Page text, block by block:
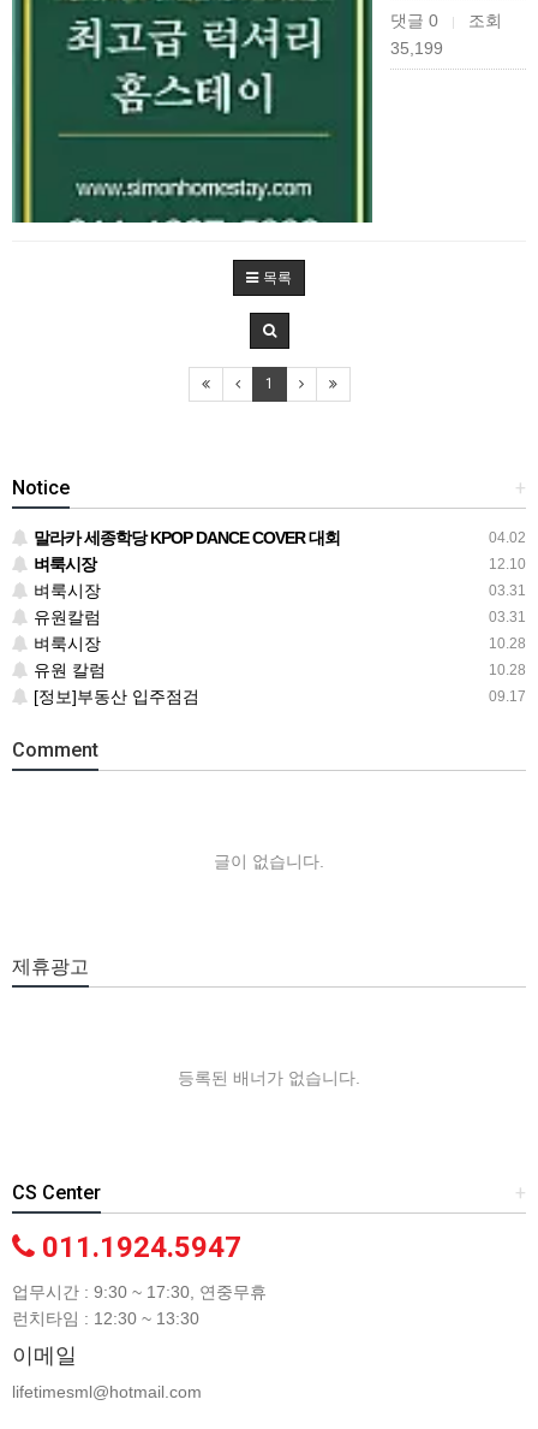
댓글 0 |
조회
35,199
목록
1
+
Notice
04.02
말라카 세종학당 KPOP DANCE COVER 대회
12.10
벼룩시장
03.31
벼룩시장
03.31
유원칼럼
10.28
벼룩시장
10.28
유원 칼럼
09.17
[정보]부동산 입주점검
Comment
글이 없습니다.
제휴광고
등록된 배너가 없습니다.
+
CS Center
011.1924.5947
업무시간 : 9:30 ~ 17:30, 연중무휴
런치타임 : 12:30 ~ 13:30
이메일
lifetimesml@hotmail.com